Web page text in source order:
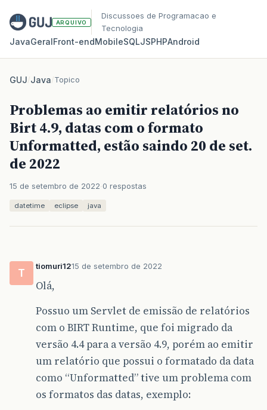
ARQUIVO
Discussoes de Programacao e
Tecnologia
JavaGeralFront‑endMobileSQLJSPHPAndroid
GUJ/Java/Topico
Problemas ao emitir relatórios no
Birt 4.9, datas com o formato
Unformatted, estão saindo 20 de set.
de 2022
15 de setembro de 2022 0 respostas
datetime eclipse java
T
tiomuri1215 de setembro de 2022
Olá,
Possuo um Servlet de emissão de relatórios
com o BIRT Runtime, que foi migrado da
versão 4.4 para a versão 4.9, porém ao emitir
um relatório que possui o formatado da data
como “Unformatted” tive um problema com
os formatos das datas, exemplo: